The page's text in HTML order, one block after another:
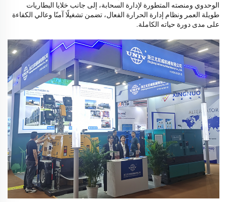
الوحدوي ومنصته المتطورة لإدارة السحابة، إلى جانب خلايا البطاريات
طويلة العمر ونظام إدارة الحرارة الفعال، تضمن تشغيلًا آمنًا وعالي الكفاءة
على مدى دورة حياته الكاملة.